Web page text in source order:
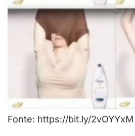
Fonte: https://bit.ly/2vOYYxM